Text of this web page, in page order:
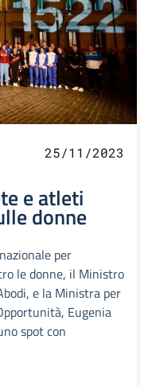
25/11/2023
e atleti
donne
per
le donne, il Ministro
e la Ministra per
Eugenia
spot con